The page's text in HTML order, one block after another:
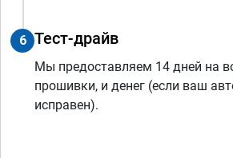
6 Тест-драйв
Мы предоставляем 14 дней на
прошивки, и денег (если ваш
исправен).